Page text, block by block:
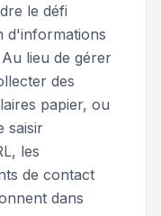
le défi
d'informations
lieu de gérer
des
papier, ou
saisir
les
de contact
dans